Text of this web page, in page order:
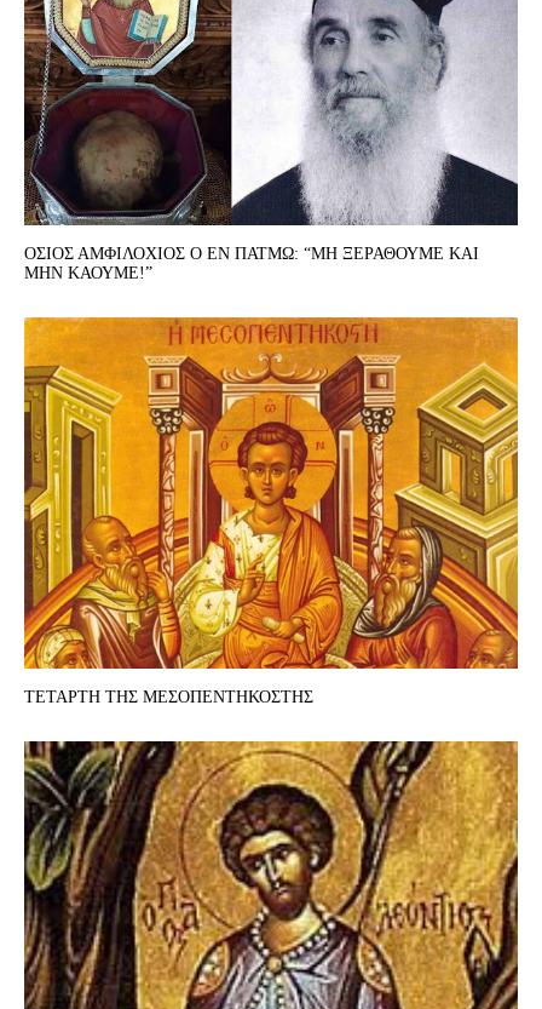
ΟΣΙΟΣ ΑΜΦΙΛΟΧΙΟΣ Ο ΕΝ ΠΑΤΜΩ: “ΜΗ ΞΕΡΑΘΟΥΜΕ ΚΑΙ
ΜΗΝ ΚΑΟΥΜΕ!”
ΤΕΤΑΡΤΗ ΤΗΣ ΜΕΣΟΠΕΝΤΗΚΟΣΤΗΣ